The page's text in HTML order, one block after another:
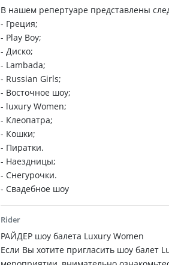
- Play Boy;
- Диско;
- Lambada;
- Russian Girls;
- Восточное шоу;
- luxury Women;
- Клеопатра;
- Кошки;
- Пиратки.
- Наездницы;
- Снегурочки.
- Свадебное шоу
«Luxury Women» удивит Ваших
В нашем репертуаре представлены
- Греция;
- Play Boy;
- Диско;
- Lambada;
- Russian Girls;
- Восточное шоу;
- luxury Women;
- Клеопатра;
- Кошки;
- Пиратки.
- Наездницы;
- Снегурочки.
- Свадебное шоу
Rider
РАЙДЕР шоу балета Luxury Women
Если Вы хотите пригласить шоу балет